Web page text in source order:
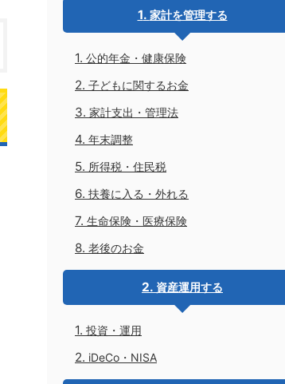
家計を管理する
公的年金・健康保険
子どもに関するお金
家計支出・管理法
年末調整
所得税・住民税
扶養に入る・外れる
生命保険・医療保険
老後のお金
資産運用する
投資・運用
iDeCo・NISA